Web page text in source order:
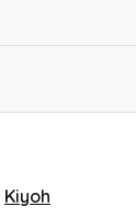
Kiyoh